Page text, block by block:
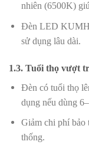
nhiên (6500K)
Đèn LED
sử dụng lâu dài.
1.3. Tuổi thọ vượt
Đèn có tuổi thọ
dụng nếu dùng
Giảm chi phí bảo
thống.